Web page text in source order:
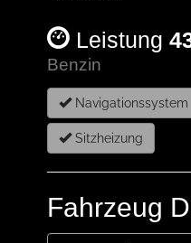
Leistung
Benzin
Navigationssystem
Sitzheizung
Fahrzeug